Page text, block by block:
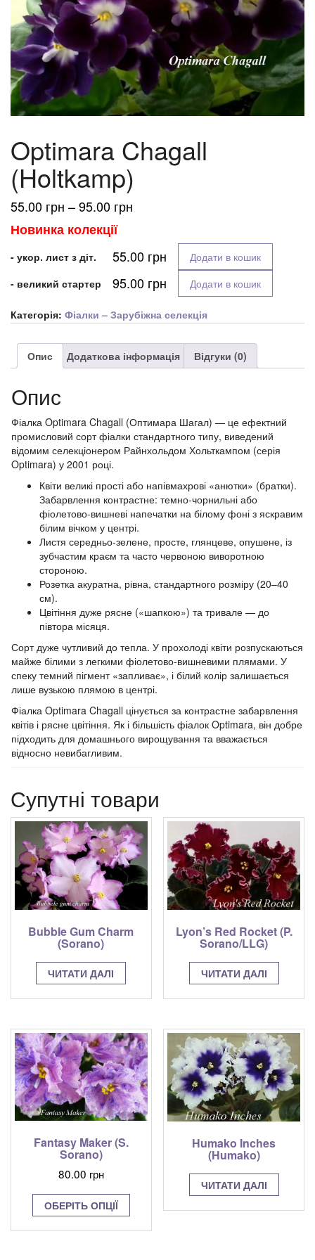
Optimara Chagall
(Holtkamp)
55.00 грн –95.00 грн
55.00 грн
до
95.00 грн
Новинка колекції
- укор. лист з діт. 55.00 грн
Додати в кошик
- великий стартер
95.00 грн Додати в кошик
Категорія: Фіалки – Зарубіжна селекція
Опис Додаткова інформація Відгуки (0)
Опис
Фіалка Optimara Chagall (Оптимара Шагал) — це ефектний
промисловий сорт фіалки стандартного типу, виведений
відомим селекціонером Райнхольдом Хольткампом (серія
Optimara) у 2001 році.
Квіти великі прості або напівмахрові «анютки» (братки).
Забарвлення контрастне: темно-чорнильні або
фіолетово-вишневі напечатки на білому фоні з яскравим
білим вічком у центрі.
Листя середньо-зелене, просте, глянцеве, опушене, із
зубчастим краєм та часто червоною виворотною
стороною.
Розетка акуратна, рівна, стандартного розміру (20–40
см).
Цвітіння дуже рясне («шапкою») та тривале — до
півтора місяця.
Сорт дуже чутливий до тепла. У прохолоді квіти розпускаються
майже білими з легкими фіолетово-вишневими плямами. У
спеку темний пігмент «запливає», і білий колір залишається
лише вузькою плямою в центрі.
Фіалка Optimara Chagall цінується за контрастне забарвлення
квітів і рясне цвітіння. Як і більшість фіалок Optimara, він добре
підходить для домашнього вирощування та вважається
відносно невибагливим.
Супутні товари
Bubble Gum Charm
(Sorano)
ЧИТАТИ ДАЛІ
Lyon’s Red Rocket (P.
Sorano/LLG)
ЧИТАТИ ДАЛІ
Fantasy Maker (S.
Sorano)
80.00 грн
ОБЕРІТЬ ОПЦІЇ
Цей
кілька
Humako Inches
(Humako)
ЧИТАТИ ДАЛІ